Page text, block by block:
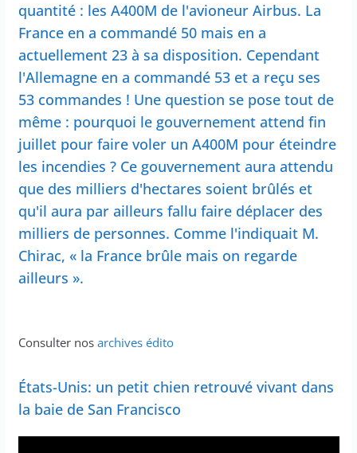
quantité : les A400M de l'avioneur Airbus. La
France en a commandé 50 mais en a
actuellement 23 à sa disposition. Cependant
l'Allemagne en a commandé 53 et a reçu ses
53 commandes ! Une question se pose tout de
même : pourquoi le gouvernement attend fin
juillet pour faire voler un A400M pour éteindre
les incendies ? Ce gouvernement aura attendu
que des milliers d'hectares soient brûlés et
qu'il aura par ailleurs fallu faire déplacer des
milliers de personnes. Comme l'indiquait M.
Chirac, « la France brûle mais on regarde
ailleurs ».
Consulter nos archives édito
États-Unis: un petit chien retrouvé vivant dans
la baie de San Francisco